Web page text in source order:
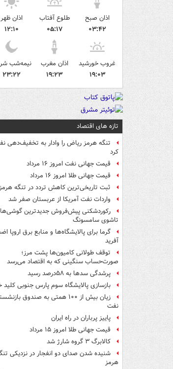
اذان صبح
۰۳:۴۲
طلوع آفتاب
۰۵:۱۷
اذان ظهر
۱۲:۱۰
غروب خورشید
۱۹:۰۳
اذان مغرب
۱۹:۲۳
نیمه‌شب
۲۳:۲۲
تازه های اقتصاد
تنگه هرمز ریاض را وادار به تخفیف‌دهی
کرد
قیمت جهانی نفت امروز ۱۶ مرداد
قیمت جهانی طلا امروز ۱۶ مرداد
ثبت تاریخی‌ترین کاهش تردد در تنگه هرمز
واردات نفت آمریکا از عربستان صفر شد
رکوردشکنی پیش‌فروش جدیدترین
تاشوی سامسونگ
گرما برای پالایشگاه‌ها و منابع برق اروپا
آفرید
توقف طولانی کامیون‌ها پشت مرز؛
صورت‌حساب سنگینی که به اقتصاد می‌رسد
پرشدگی سدها به ۵۸درصد رسید
بازسازی پالایشگاه سوم پارس جنوبی کلید
زیان بیش از ۱۰۰ همتی به صندوق‌
نفت
پاییز پرباران در راه ایران
قیمت جهانی طلا امروز ۱۵ مرداد
کالابرگ ۳ گروه شارژ شد
شنیده شدن صدای دو انفجار در نزدیکی
هرمز